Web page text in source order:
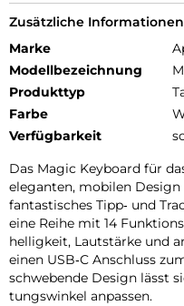
Zusätzliche Informationen
Marke
Modellbezeichnung
Produkttyp
Farbe
Verfügbarkeit
Das Magic Keyboard für
eleganten, mobilen
fantastisches Tipp‑ und
eine Reihe mit 14
helligkeit, Lautstärke und
einen USB‑C Anschluss
schwebende Design lässt
tungs­winkel anpassen.